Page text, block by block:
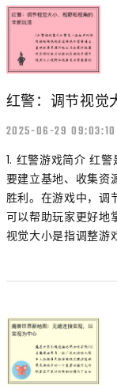
红警：调节视觉
2025-06-29 09:03:10
1. 红警游戏简介 红
要建立基地、收集资
胜利。在游戏中，调
可以帮助玩家更好地
视觉大小是指调整游